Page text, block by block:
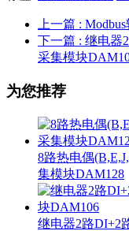
上一篇 :
下一篇 : 继电器
采集模块
为您推荐
8路热电偶
集模块DAM128
继电器2路DI+2